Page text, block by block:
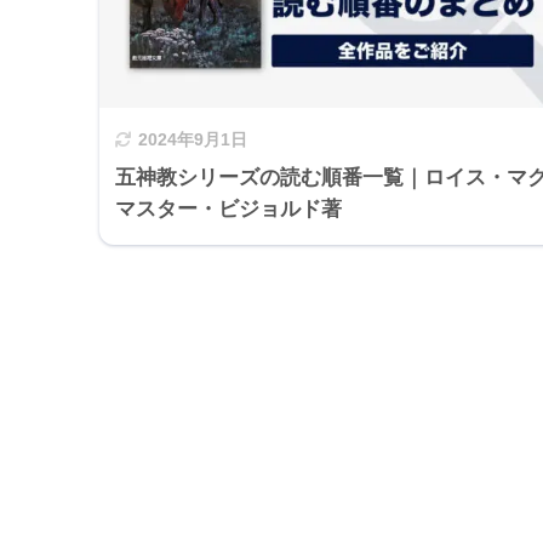
2024年9月1日
五神教シリーズの読む順番一覧｜ロイス・マ
マスター・ビジョルド著